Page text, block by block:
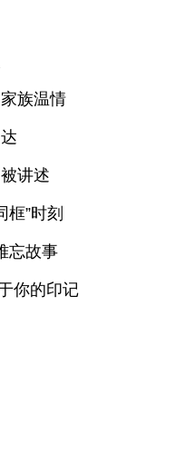
族温情
讲述
框”时刻
忘故事
你的印记